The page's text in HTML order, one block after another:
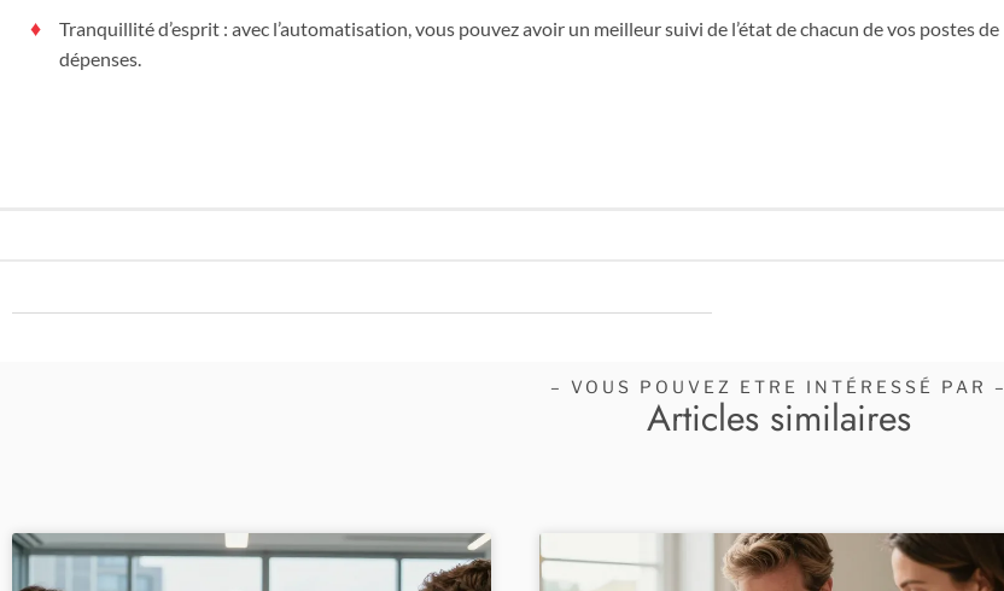
Tranquillité d’esprit : avec l’automatisation, vous pouvez avoir un meilleur suivi de l’état de chacun de vos postes de
dépenses.
– VOUS POUVEZ ETRE INTÉRESSÉ PAR –
Articles similaires